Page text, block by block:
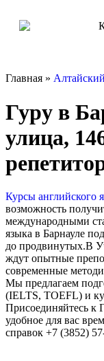
Главная »
Гуру в
улица,
Курсы английского
возможность
международными
языка в Барнауле
до продвинутых.В
ждут опытные
современные
Мы предлагаем
(IELTS, TOEFL) и
Присоединяйтесь к
удобное для вас
справок +7 (3852)